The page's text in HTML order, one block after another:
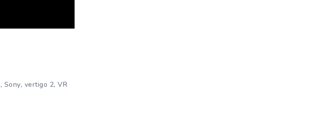
, Sony, vertigo 2,VR